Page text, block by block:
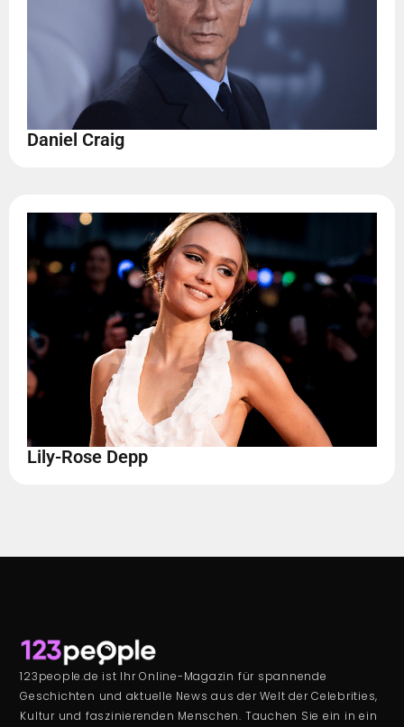
Daniel Craig
Lily-Rose Depp
123people.de ist Ihr Online-Magazin für spannende
Geschichten und aktuelle News aus der Welt der Celebrities,
Kultur und faszinierenden Menschen. Tauchen Sie ein in ein